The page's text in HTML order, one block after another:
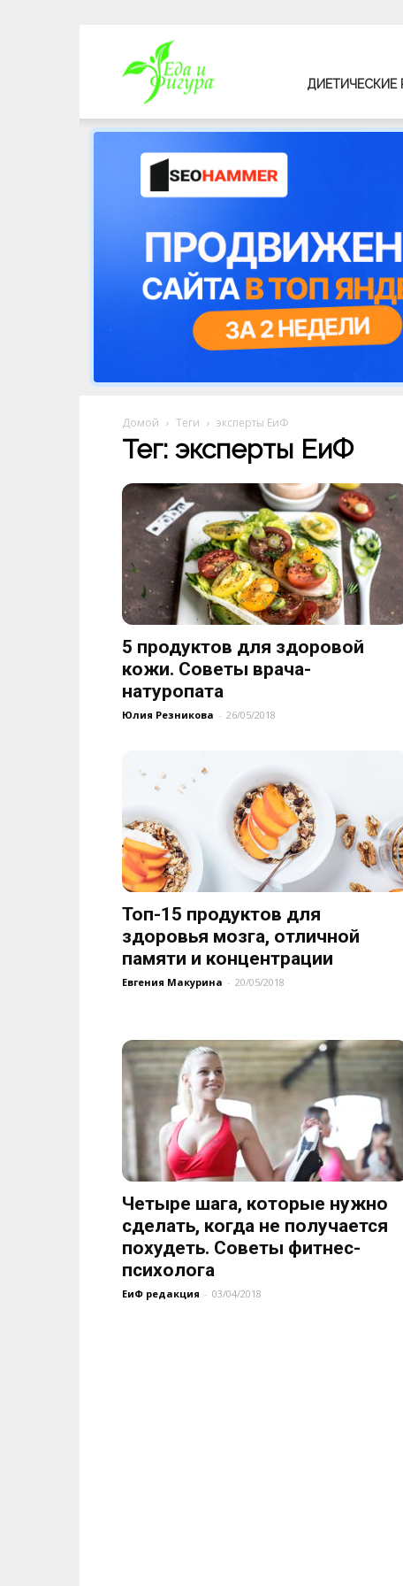
фигура
ДИЕТИЧЕСКИЕ
Домой Теги эксперты ЕиФ
Тег: эксперты ЕиФ
5 продуктов для здоровой
кожи. Советы врача-
натуропата
Юлия Резникова - 26/05/2018
Топ-15 продуктов для
здоровья мозга, отличной
памяти и концентрации
Евгения Макурина - 20/05/2018
Четыре шага, которые нужно
сделать, когда не получается
похудеть. Советы фитнес-
психолога
ЕиФ редакция - 03/04/2018